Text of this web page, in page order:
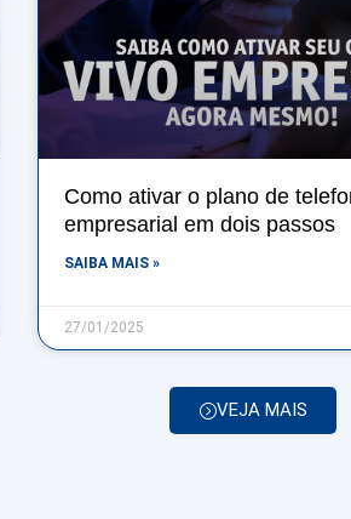
Como ativar o plano de
empresarial em dois passos
SAIBA MAIS »
27/01/2025
VEJA MAIS